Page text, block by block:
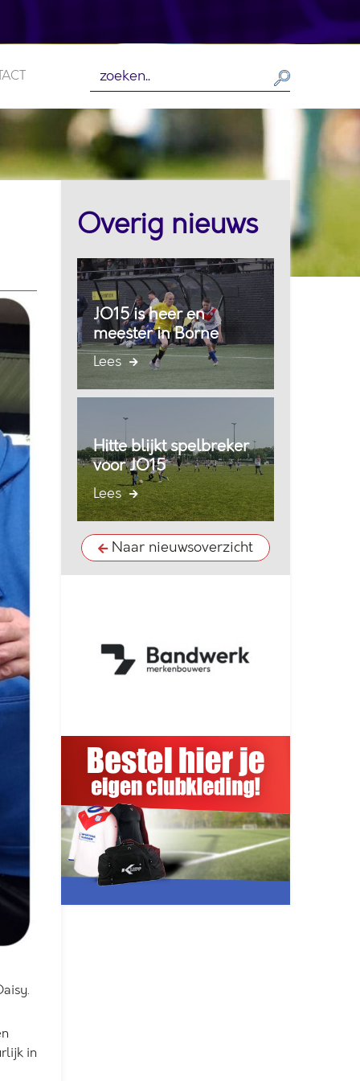
in
Overig nieuws
JO15 is heer en
meester in Borne
Lees
Hitte blijkt spelbreker
voor JO15
Lees
Naar nieuwsoverzicht